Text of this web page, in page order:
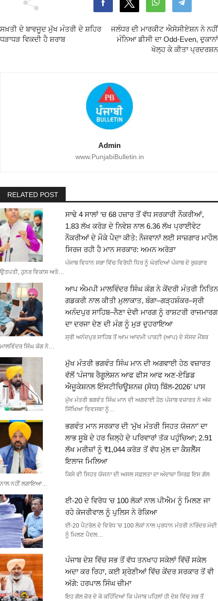
ਸਖ਼ਤੀ ਦੇ ਬਾਵਜੂਦ ਮੁੱਖ ਮੰਤਰੀ ਦੇ ਸ਼ਹਿਰ
ਧੜਾਧੜ ਵਿਕਦੀ ਹੈ ਸ਼ਰਾਬ
ਜਲੰਧਰ ਦੀ ਮਾਰਕੀਟ ਐਸੋਸੀਏਸ਼ਨ ਨੇ ਨਹੀਂ
ਮੰਨਿਆ ਡੀਸੀ ਦਾ Odd-Even, ਦੁਕਾਨਾਂ
ਖੋਲ੍ਹ ਕੇ ਕੀਤਾ ਪ੍ਰਦਰਸ਼ਨ
Admin
www.PunjabiBulletin.in
RELATED POST
ਸਾਢੇ 4 ਸਾਲਾਂ ‘ਚ 68 ਹਜ਼ਾਰ ਤੋਂ ਵੱਧ ਸਰਕਾਰੀ ਨੌਕਰੀਆਂ,
1.83 ਲੱਖ ਕਰੋੜ ਦੇ ਨਿਵੇਸ਼ ਨਾਲ 6.36 ਲੱਖ ਪ੍ਰਾਈਵੇਟ
ਨੌਕਰੀਆਂ ਦੇ ਮੌਕੇ ਪੈਦਾ ਕੀਤੇ: ਨੌਜਵਾਨਾਂ ਲਈ ਸਾਜ਼ਗਾਰ ਮਾਹੌਲ
ਸਿਰਜ ਰਹੀ ਹੈ ਮਾਨ ਸਰਕਾਰ: ਅਮਨ ਅਰੋੜਾ
ਪੰਜਾਬ ਵਿਧਾਨ ਸਭਾ ਵਿੱਚ ਵਿਰੋਧੀ ਧਿਰ ਨੂੰ ਘੇਰਦਿਆਂ ਪੰਜਾਬ ਦੇ ਰੁਜ਼ਗਾਰ
ਉਤਪਤੀ, ਹੁਨਰ ਵਿਕਾਸ ਅਤੇ…
ਆਪ ਐਮਪੀ ਮਾਲਵਿੰਦਰ ਸਿੰਘ ਕੰਗ ਨੇ ਕੇਂਦਰੀ ਮੰਤਰੀ ਨਿਤਿਨ
ਗਡਕਰੀ ਨਾਲ ਕੀਤੀ ਮੁਲਾਕਾਤ, ਬੰਗਾ–ਗੜ੍ਹਸ਼ੰਕਰ–ਸ੍ਰੀ
ਅਨੰਦਪੁਰ ਸਾਹਿਬ–ਨੈਣਾ ਦੇਵੀ ਮਾਰਗ ਨੂੰ ਰਾਸ਼ਟਰੀ ਰਾਜਮਾਰਗ
ਦਾ ਦਰਜਾ ਦੇਣ ਦੀ ਮੰਗ ਨੂੰ ਮੁੜ ਦੁਹਰਾਇਆ
ਸ੍ਰੀ ਅਨੰਦਪੁਰ ਸਾਹਿਬ ਤੋਂ ਆਮ ਆਦਮੀ ਪਾਰਟੀ (ਆਪ) ਦੇ ਸੰਸਦ ਮੈਂਬਰ
ਮਾਲਵਿੰਦਰ ਸਿੰਘ ਕੰਗ ਨੇ…
ਮੁੱਖ ਮੰਤਰੀ ਭਗਵੰਤ ਸਿੰਘ ਮਾਨ ਦੀ ਅਗਵਾਈ ਹੇਠ ਵਜ਼ਾਰਤ
ਵੱਲੋਂ ‘ਪੰਜਾਬ ਰੈਗੂਲੇਸ਼ਨ ਆਫ ਫੀਸ ਆਫ ਅਣ-ਏਡਿਡ
ਐਜੂਕੇਸ਼ਨਲ ਇੰਸਟੀਚਿਊਸ਼ਨਜ਼ (ਸੋਧ) ਬਿੱਲ-2026’ ਪਾਸ
ਮੁੱਖ ਮੰਤਰੀ ਭਗਵੰਤ ਸਿੰਘ ਮਾਨ ਦੀ ਅਗਵਾਈ ਹੇਠ ਪੰਜਾਬ ਵਜ਼ਾਰਤ ਨੇ ਅੱਜ
ਸਿੱਖਿਆ ਵਿਵਸਥਾ ਨੂੰ…
ਭਗਵੰਤ ਮਾਨ ਸਰਕਾਰ ਦੀ ‘ਮੁੱਖ ਮੰਤਰੀ ਸਿਹਤ ਯੋਜਨਾ’ ਦਾ
ਲਾਭ ਸੂਬੇ ਦੇ ਹਰ ਜ਼ਿਲ੍ਹੇ ਦੇ ਪਰਿਵਾਰਾਂ ਤੱਕ ਪਹੁੰਚਿਆ; 2.91
ਲੱਖ ਮਰੀਜ਼ਾਂ ਨੂੰ ₹1,044 ਕਰੋੜ ਤੋਂ ਵੱਧ ਮੁੱਲ ਦਾ ਕੈਸ਼ਲੈੱਸ
ਇਲਾਜ ਮਿਲਿਆ
ਕਿਸੇ ਵੀ ਸਿਹਤ ਯੋਜਨਾ ਦੀ ਅਸਲ ਸਫ਼ਲਤਾ ਦਾ ਅੰਦਾਜ਼ਾ ਸਿਰਫ਼ ਇਸ ਗੱਲ
ਨਾਲ ਨਹੀਂ ਲਗਾਇਆ…
ਈ-20 ਦੇ ਵਿਰੋਧ ‘ਚ 100 ਲੋਕਾਂ ਨਾਲ ਪੀਐਮ ਨੂੰ ਮਿਲਣ ਜਾ
ਰਹੇ ਕੇਜਰੀਵਾਲ ਨੂੰ ਪੁਲਿਸ ਨੇ ਰੋਕਿਆ
ਈ-20 ਪੈਟਰੋਲ ਦੇ ਵਿਰੋਧ 'ਚ 100 ਲੋਕਾਂ ਨਾਲ ਪ੍ਰਧਾਨ ਮੰਤਰੀ ਨਰਿੰਦਰ ਮੋਦੀ
ਨੂੰ ਮਿਲਣ ਪੈਦਲ…
ਪੰਜਾਬ ਦੇਸ਼ ਵਿੱਚ ਸਭ ਤੋਂ ਵੱਧ ਤਨਖਾਹ ਸਕੇਲਾਂ ਵਿੱਚੋਂ ਸਕੇਲ
ਅਦਾ ਕਰ ਰਿਹਾ, ਕਈ ਸ਼੍ਰੇਣੀਆਂ ਵਿੱਚ ਕੇਂਦਰ ਸਰਕਾਰ ਤੋਂ ਵੀ
ਅੱਗੇ: ਹਰਪਾਲ ਸਿੰਘ ਚੀਮਾ
ਇਹ ਗੱਲ ਜ਼ੋਰ ਦੇ ਕੇ ਕਹਿੰਦਿਆਂ ਕਿ ਪੰਜਾਬ ਪਹਿਲਾਂ ਹੀ ਦੇਸ਼ ਵਿੱਚ ਸਭ ਤੋਂ